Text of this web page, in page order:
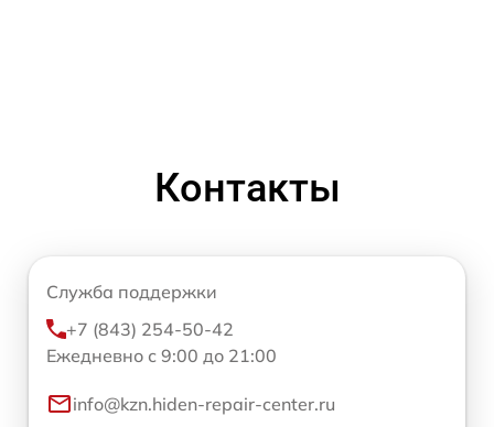
Контакты
Служба поддержки
+7 (843) 254-50-42
Ежедневно с 9:00 до 21:00
info@kzn.hiden-repair-center.ru